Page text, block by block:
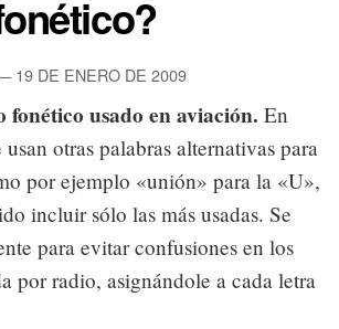
19 DE ENERO DE 2009
fonético usado en aviación. En
otras palabras alternativas para
por ejemplo «unión» para la «U»,
incluir sólo las más usadas. Se
para evitar confusiones en los
por radio, asignándole a cada letra